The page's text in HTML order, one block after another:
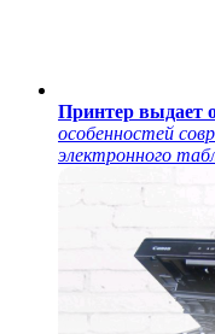
Принтер выдает
особенностей
электронного